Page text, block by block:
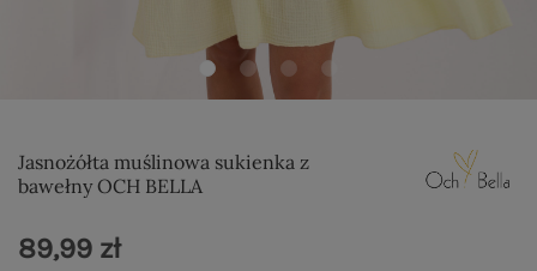
Jasnożółta muślinowa sukienka z
bawełny OCH BELLA
89,99 zł